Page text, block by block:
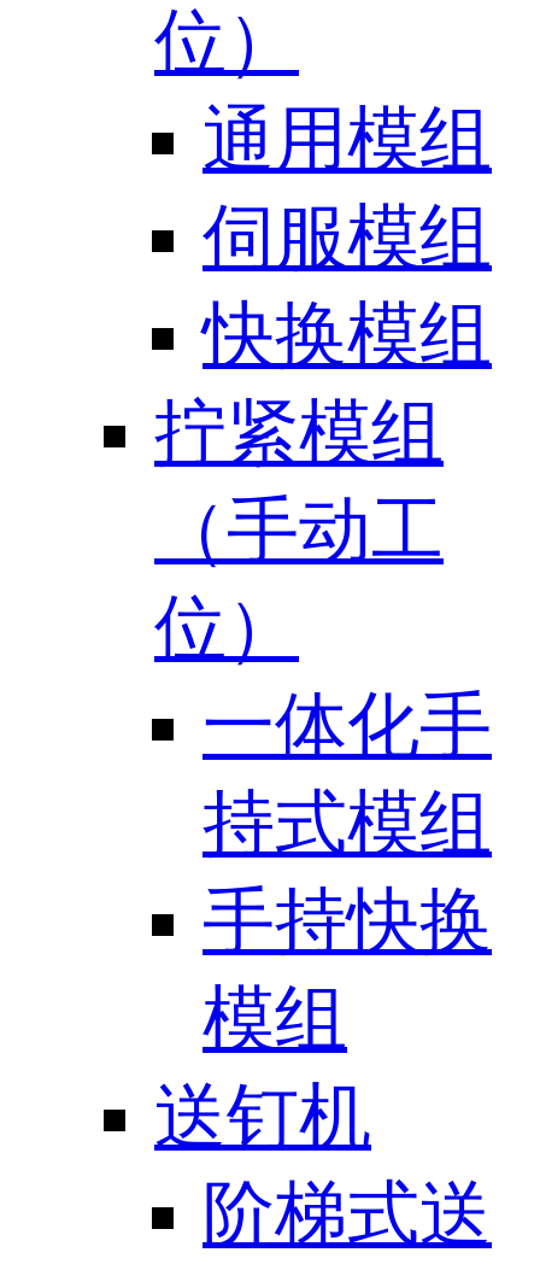
位）
通用模组
伺服模组
快换模组
拧紧模组
（手动工
位）
一体化手
持式模组
手持快换
模组
送钉机
阶梯式送